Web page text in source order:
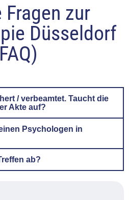
Fragen zur
Düsseldorf
/ verbeamtet. Taucht die
Akte auf?
Psychologen in
ab?